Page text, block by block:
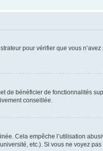
pour vérifier que vous
de bénéficier de fonctionnalités
conseillée.
Cela empêche l’utilisation
etc.). Si vous ne voyez